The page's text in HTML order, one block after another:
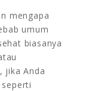
mengapa
umum
biasanya
jika Anda